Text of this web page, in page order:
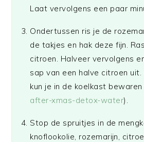
Laat vervolgens een paar
Ondertussen ris je de
de takjes en hak deze fijn.
citroen. Halveer vervolgens
sap van een halve citroen
kun je in de koelkast
after-xmas-detox-water).
Stop de spruitjes in de
knoflookolie, rozemarijn,